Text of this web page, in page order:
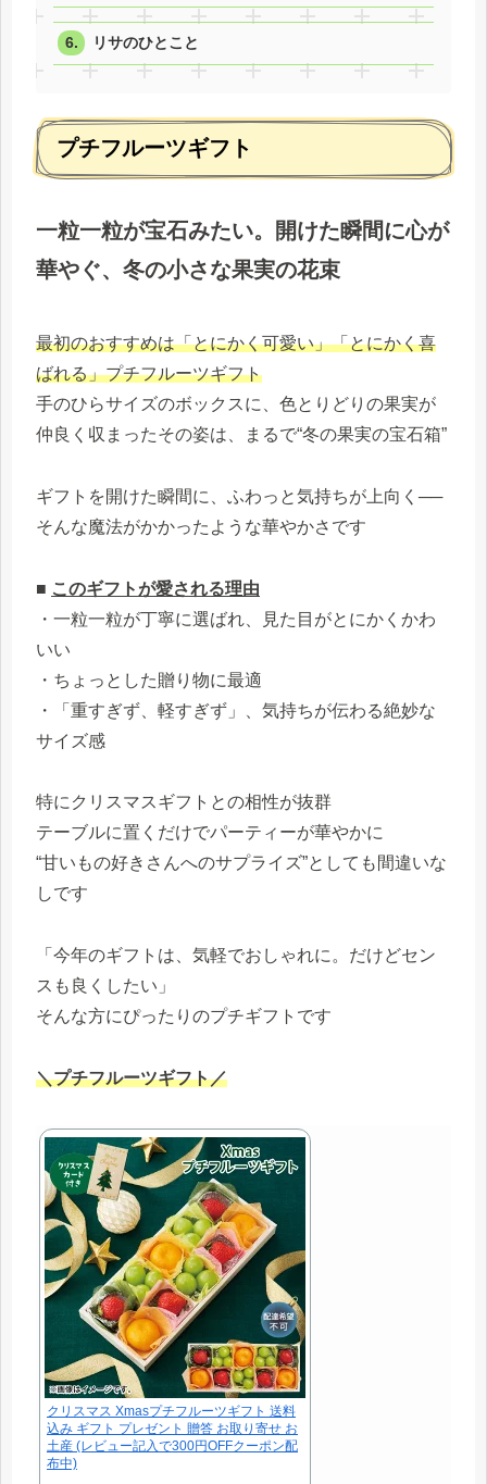
リサのひとこと
プチフルーツギフト
一粒一粒が宝石みたい。開けた瞬間に心が
華やぐ、冬の小さな果実の花束
最初のおすすめは「とにかく可愛い」「とにかく喜
ばれる」プチフルーツギフト
手のひらサイズのボックスに、色とりどりの果実が
仲良く収まったその姿は、まるで“冬の果実の宝石箱”
ギフトを開けた瞬間に、ふわっと気持ちが上向く──
そんな魔法がかかったような華やかさです
■ このギフトが愛される理由
・一粒一粒が丁寧に選ばれ、見た目がとにかくかわ
いい
・ちょっとした贈り物に最適
・「重すぎず、軽すぎず」、気持ちが伝わる絶妙な
サイズ感
特にクリスマスギフトとの相性が抜群
テーブルに置くだけでパーティーが華やかに
“甘いもの好きさんへのサプライズ”としても間違いな
しです
「今年のギフトは、気軽でおしゃれに。だけどセン
スも良くしたい」
そんな方にぴったりのプチギフトです
＼プチフルーツギフト／
クリスマス Xmasプチフルーツギフト 送料
込み ギフト プレゼント 贈答 お取り寄せ お
土産 (レビュー記入で300円OFFクーポン配
布中)